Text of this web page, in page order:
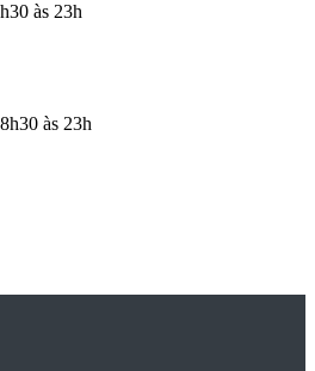
às 23h
às 23h